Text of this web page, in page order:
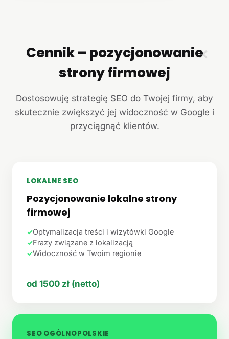
✕
Cennik – pozycjonowanie
strony firmowej
Dostosowuję strategię SEO do Twojej firmy, aby
skutecznie zwiększyć jej widoczność w Google i
przyciągnąć klientów.
LOKALNE SEO
Pozycjonowanie lokalne strony
firmowej
✓Optymalizacja treści i wizytówki Google
✓Frazy związane z lokalizacją
✓Widoczność w Twoim regionie
od 1500 zł (netto)
SEO OGÓLNOPOLSKIE